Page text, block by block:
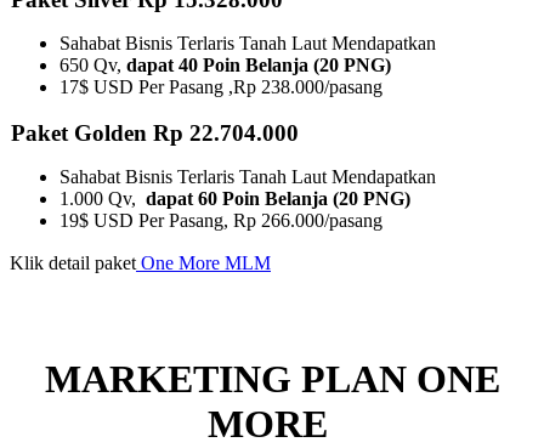
Sahabat Bisnis Terlaris Tanah Laut Mendapatkan
650 Qv, dapat 40 Poin Belanja (20 PNG)
17$ USD Per Pasang ,Rp 238.000/pasang
Paket Golden Rp 22.704.000
Sahabat Bisnis Terlaris Tanah Laut Mendapatkan
1.000 Qv, dapat 60 Poin Belanja (20 PNG)
19$ USD Per Pasang, Rp 266.000/pasang
Klik detail paket One More MLM
MARKETING PLAN ONE
MORE ​